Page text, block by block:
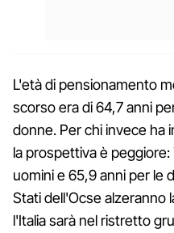
L'età di pensionamento
scorso era di 64,7 anni
donne. Per chi invece ha
la prospettiva è
uomini e 65,9 anni per le
Stati dell'Ocse alzeranno
l'Italia sarà nel ristretto